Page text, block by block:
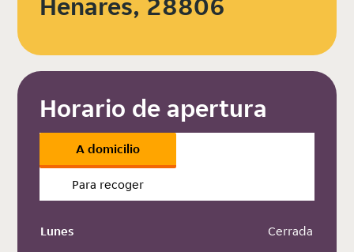
Henares, 28806
Horario de apertura
A domicilio
Para recoger
Lunes
Cerrada